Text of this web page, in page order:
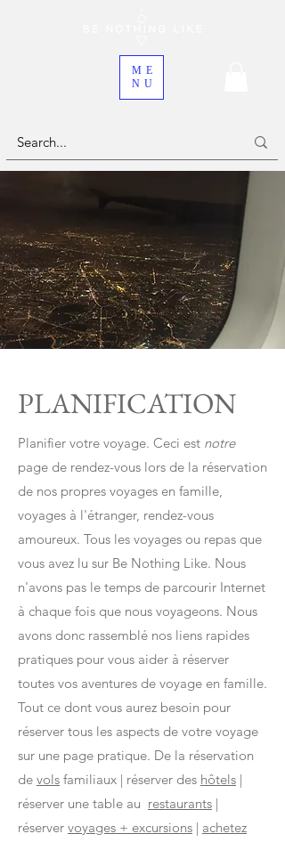
ME
NU
PLANIFICATION
Planifier votre voyage. Ceci est notre
page de rendez-vous lors de la réservation
de nos propres voyages en famille,
voyages à l'étranger, rendez-vous
amoureux. Tous les voyages ou repas que
vous avez lu sur Be Nothing Like. Nous
n'avons pas le temps de parcourir Internet
à chaque fois que nous voyageons. Nous
avons donc rassemblé nos liens rapides
pratiques pour vous aider à réserver
toutes vos aventures de voyage en famille.
Tout ce dont vous aurez besoin pour
réserver tous les aspects de votre voyage
sur une page pratique. De la réservation
de vols familiaux | réserver des hôtels |
réserver une table au restaurants |
réserver voyages + excursions | achetez